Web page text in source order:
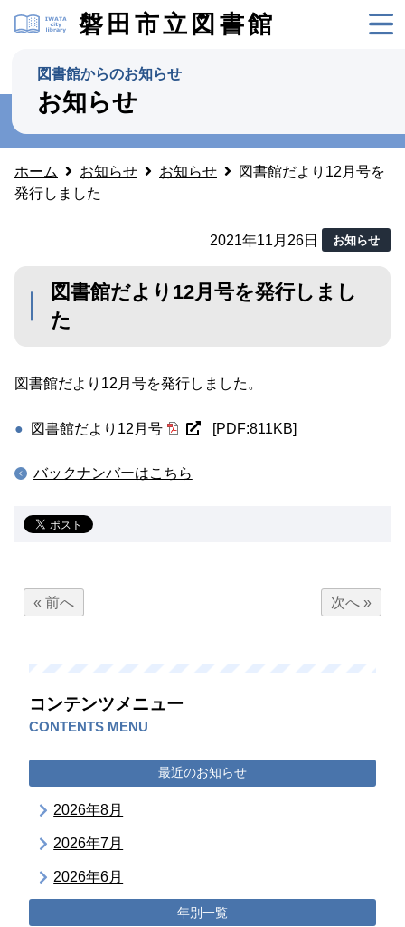
磐田市立図書館
図書館からのお知らせ
お知らせ
ホーム お知らせ お知らせ
図書館だより12月号を
発行しました
2021年11月26日 お知らせ
図書館だより12月号を発行しまし
た
図書館だより12月号を発行しました。
図書館だより12月号 [PDF:811KB]
バックナンバーはこちら
« 前へ 次へ »
コンテンツメニュー
CONTENTS MENU
最近のお知らせ
2026年8月
2026年7月
2026年6月
年別一覧